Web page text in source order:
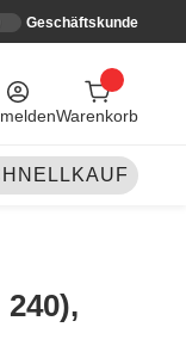
Geschäftskunde
Warenkorb